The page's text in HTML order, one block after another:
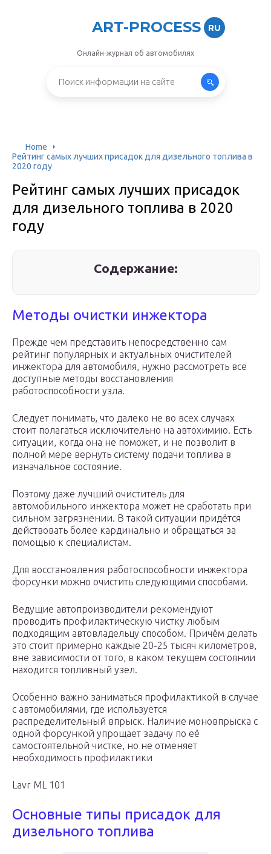
ART-PROCESS RU
Онлайн-журнал об автомобилях
Home
Рейтинг самых лучших присадок для дизельного топлива в
2020 году
Рейтинг самых лучших присадок
для дизельного топлива в 2020
году
Содержание:
Методы очистки инжектора
Прежде чем представить непосредственно сам
рейтинг популярных и актуальных очистителей
инжектора для автомобиля, нужно рассмотреть все
доступные методы восстановления
работоспособности узла.
Следует понимать, что далеко не во всех случаях
стоит полагаться исключительно на автохимию. Есть
ситуации, когда она не поможет, и не позволит в
полной мере вернуть систему подачи топлива в
изначальное состояние.
Поэтому даже лучший очиститель для
автомобильного инжектора может не сработать при
сильном загрязнении. В такой ситуации придётся
действовать более кардинально и обращаться за
помощью к специалистам.
Для восстановления работоспособности инжектора
форсунки можно очистить следующими способами.
Ведущие автопроизводители рекомендуют
проводить профилактическую чистку любым
подходящим автовладельцу способом. Причём делать
это стоит примерно каждые 20-25 тысяч километров,
вне зависимости от того, в каком текущем состоянии
находится топливный узел.
Особенно важно заниматься профилактикой в случае
с автомобилями, где используется
распределительный впрыск. Наличие моновпрыска с
одной форсункой упрощает задачу по её
самостоятельной чистке, но не отменяет
необходимость профилактики
Lavr ML 101
Основные типы присадок для
дизельного топлива